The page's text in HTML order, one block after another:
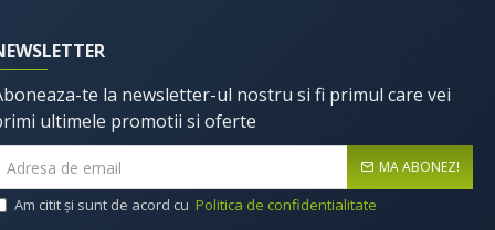
te la newsletter-ul nostru si fi primul care vei
ultimele promotii si oferte
MA ABONEZ!
Am citit şi sunt de acord cu Politica de confidentialitate